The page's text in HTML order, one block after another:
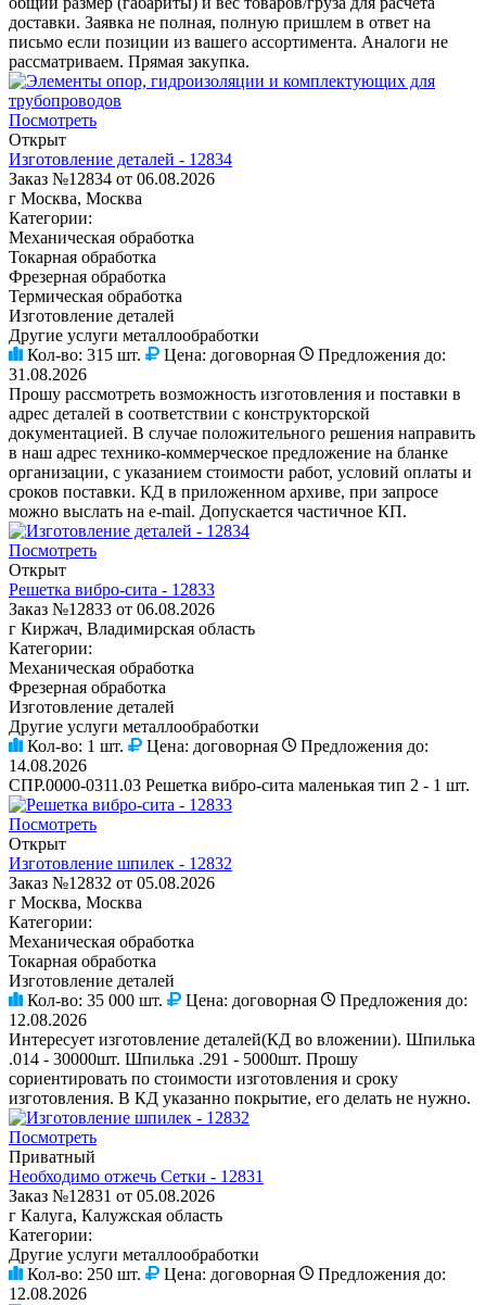
доставки. Заявка не полная, полную пришлем в ответ на
письмо если позиции из вашего ассортимента. Аналоги не
рассматриваем. Прямая закупка.
Посмотреть
Открыт
Изготовление деталей - 12834
Заказ №12834 от 06.08.2026
г Москва, Москва
Категории:
Механическая обработка
Токарная обработка
Фрезерная обработка
Термическая обработка
Изготовление деталей
Другие услуги металлообработки
Кол-во: 315 шт. Цена: договорная
Предложения до:
31.08.2026
Прошу рассмотреть возможность изготовления и поставки в
адрес деталей в соответствии с конструкторской
документацией. В случае положительного решения направить
в наш адрес технико-коммерческое предложение на бланке
организации, с указанием стоимости работ, условий оплаты и
сроков поставки. КД в приложенном архиве, при запросе
можно выслать на e-mail. Допускается частичное КП.
Посмотреть
Открыт
Решетка вибро-сита - 12833
Заказ №12833 от 06.08.2026
г Киржач, Владимирская область
Категории:
Механическая обработка
Фрезерная обработка
Изготовление деталей
Другие услуги металлообработки
Кол-во: 1 шт. Цена: договорная
Предложения до:
14.08.2026
СПР.0000-0311.03 Решетка вибро-сита маленькая тип 2 - 1 шт.
Посмотреть
Открыт
Изготовление шпилек - 12832
Заказ №12832 от 05.08.2026
г Москва, Москва
Категории:
Механическая обработка
Токарная обработка
Изготовление деталей
Кол-во: 35 000 шт. Цена: договорная
Предложения до:
12.08.2026
Интересует изготовление деталей(КД во вложении). Шпилька
.014 - 30000шт. Шпилька .291 - 5000шт. Прошу
сориентировать по стоимости изготовления и сроку
изготовления. В КД указанно покрытие, его делать не нужно.
Посмотреть
Приватный
Необходимо отжечь Сетки - 12831
Заказ №12831 от 05.08.2026
г Калуга, Калужская область
Категории:
Другие услуги металлообработки
Кол-во: 250 шт. Цена: договорная
Предложения до:
12.08.2026